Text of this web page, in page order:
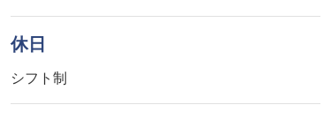
休日
シフト制